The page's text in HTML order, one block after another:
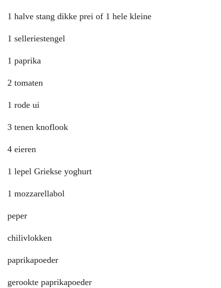
1 halve stang dikke prei of 1 hele kleine
1 selleriestengel
1 paprika
2 tomaten
1 rode ui
3 tenen knoflook
4 eieren
1 lepel Griekse yoghurt
1 mozzarellabol
peper
chilivlokken
paprikapoeder
gerookte paprikapoeder